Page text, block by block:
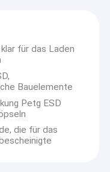
für das Laden
Bauelemente
Petg ESD
die für das